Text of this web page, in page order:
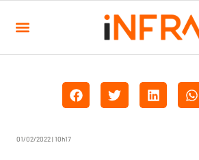
01/02/2022 | 10h17